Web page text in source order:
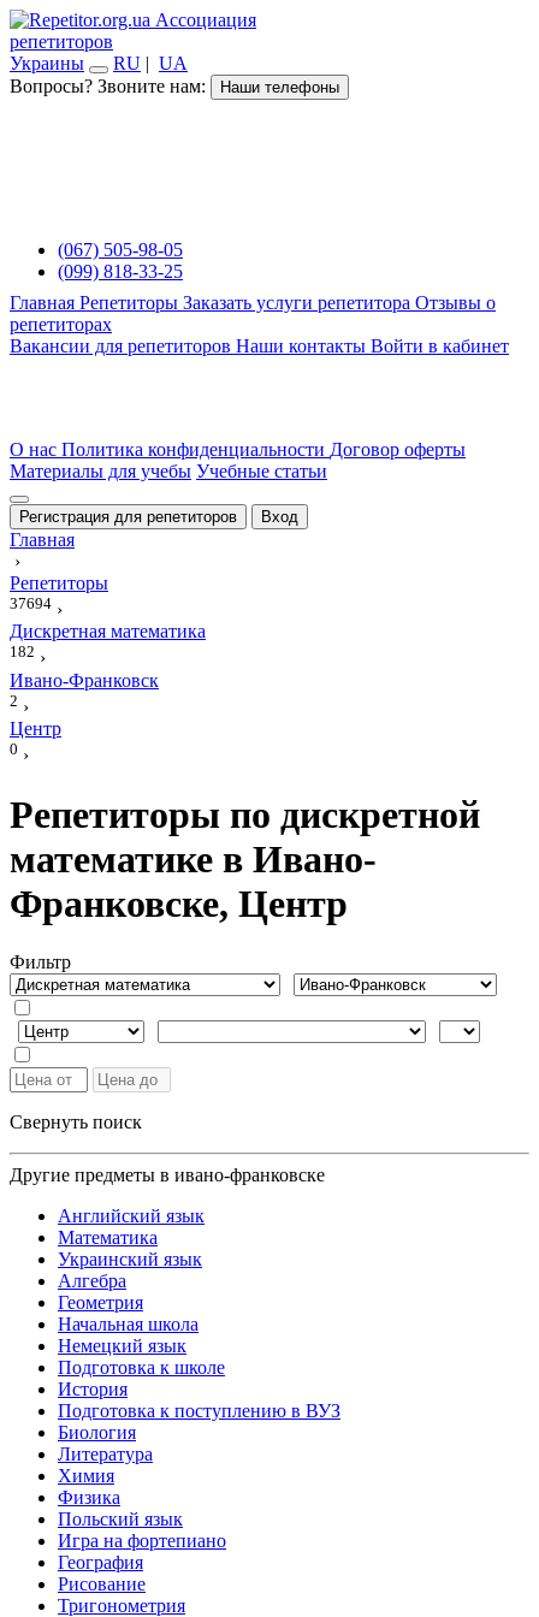
Ассоциация
репетиторов
Украины
RU | UA
Вопросы? Звоните нам:
Наши телефоны
(067) 505-98-05
(099) 818-33-25
Главная Репетиторы Заказать услуги репетитора Отзывы о
репетиторах
Вакансии для репетиторов Наши контакты Войти в кабинет
О нас Политика конфиденциальности Договор оферты
Материалы для учебы Учебные статьи
Регистрация для репетиторов Вход
Главная
›
Репетиторы
37694 ›
Дискретная математика
182 ›
Ивано-Франковск
2 ›
Центр
0 ›
Репетиторы по дискретной
математике в Ивано-
Франковске, Центр
Фильтр
Свернуть поиск
Другие предметы в ивано-франковске
Английский язык
Математика
Украинский язык
Алгебра
Геометрия
Начальная школа
Немецкий язык
Подготовка к школе
История
Подготовка к поступлению в ВУЗ
Биология
Литература
Химия
Физика
Польский язык
Игра на фортепиано
География
Рисование
Тригонометрия